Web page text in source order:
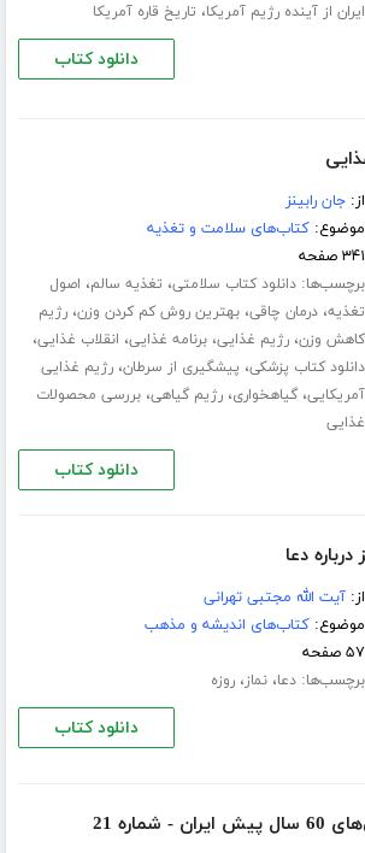
ایران از آینده رژیم آمریکا، تاریخ قاره آمریکا
دانلود کتاب
از:جان رابینز
موضوع:کتاب‌های سلامت و تغذیه
۳۴۱ صفحه
برچسب‌ها:دانلود کتاب سلامتی، تغذیه سالم، اصول
تغذیه،درمان چاقی،بهترین روش کم کردن وزن،رژیم
کاهش وزن،رژیم غذایی،برنامه غذایی، انقلاب غذایی،
دانلود کتاب پزشکی، پیشگیری از سرطان،رژیم غذایی
آمریکایی،گیاهخواری،رژیم گیاهی،بررسی محصولات
غذایی
دانلود کتاب
دعا
از:آیت الله مجتبی تهرانی
موضوع:کتاب‌های اندیشه و مذهب
۵۷ صفحه
برچسب‌ها:دعا،نماز،روزه
دانلود کتاب
21